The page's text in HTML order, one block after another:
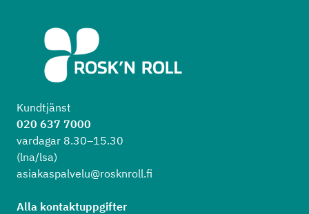
Kundtjänst
020 637 7000
vardagar 8.30–15.30
(lna/lsa)
asiakaspalvelu@rosknroll.fi
Alla kontaktuppgifter